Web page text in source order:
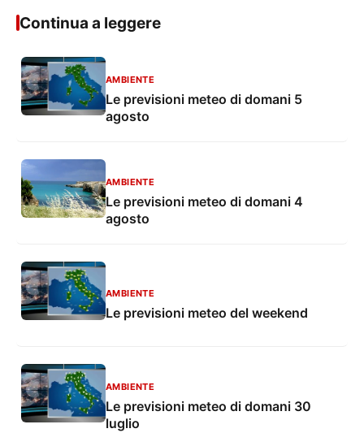
Continua a leggere
AMBIENTE
Le previsioni meteo di domani 5
agosto
AMBIENTE
Le previsioni meteo di domani 4
agosto
AMBIENTE
Le previsioni meteo del weekend
AMBIENTE
Le previsioni meteo di domani 30
luglio